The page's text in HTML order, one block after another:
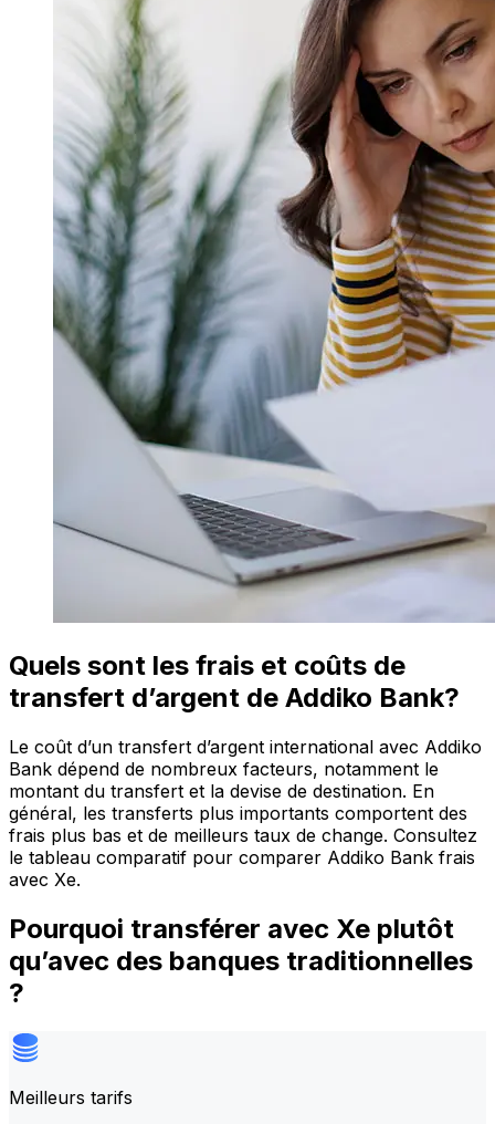
Quels sont les frais et coûts de
transfert d’argent de Addiko Bank?
Le coût d’un transfert d’argent international avec Addiko
Bank dépend de nombreux facteurs, notamment le
montant du transfert et la devise de destination. En
général, les transferts plus importants comportent des
frais plus bas et de meilleurs taux de change. Consultez
le tableau comparatif pour comparer Addiko Bank frais
avec Xe.
Pourquoi transférer avec Xe plutôt
qu’avec des banques traditionnelles
?
Meilleurs tarifs